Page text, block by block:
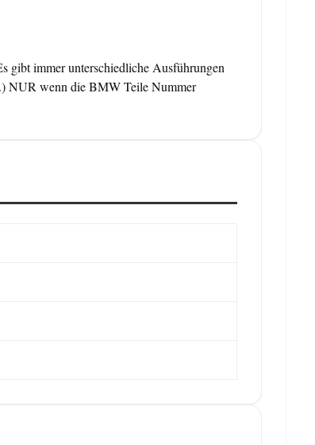
gibt immer unterschiedliche Ausführungen
NUR wenn die BMW Teile Nummer